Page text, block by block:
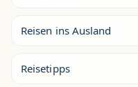
Reisen ins Ausland
Reisetipps